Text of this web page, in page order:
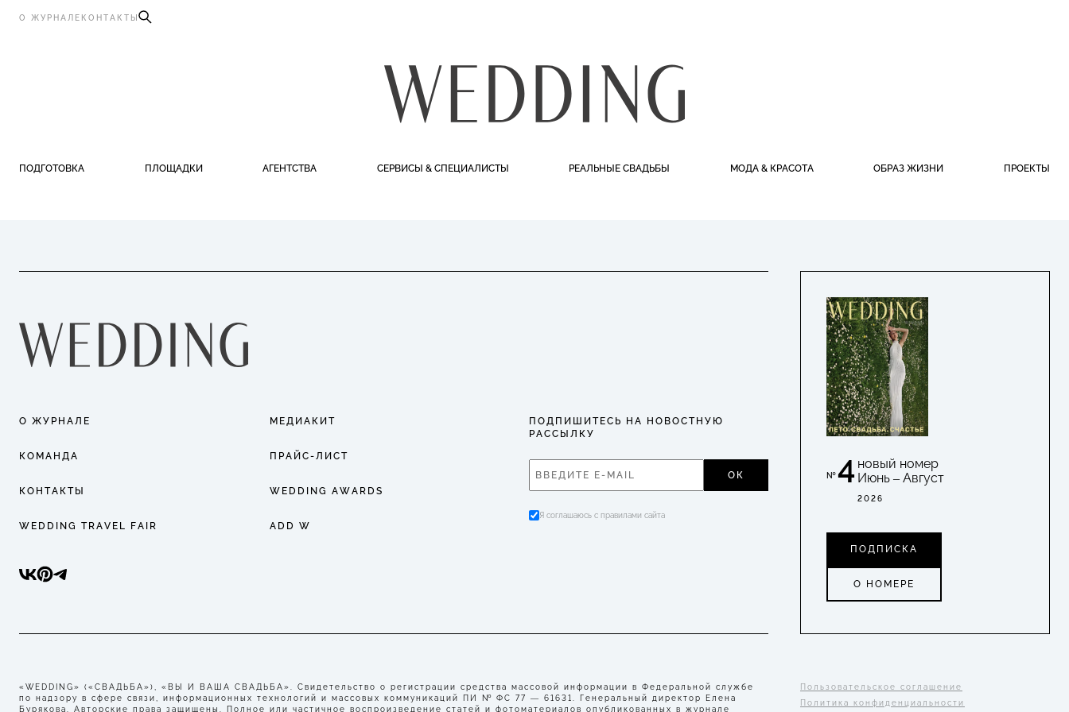
О ЖУРНАЛЕ КОНТАКТЫ
ПОДГОТОВКА ПЛОЩАДКИ АГЕНТСТВА СЕРВИСЫ & СПЕЦИАЛИСТЫ РЕАЛЬНЫЕ СВАДЬБЫ МОДА & КРАСОТА ОБРАЗ ЖИЗНИ ПРОЕКТЫ
О ЖУРНАЛЕ МЕДИАКИТ
КОМАНДА ПРАЙС-ЛИСТ
КОНТАКТЫ WEDDING AWARDS
WEDDING TRAVEL FAIR ADD W
ПОДПИШИТЕСЬ НА НОВОСТНУЮ
РАССЫЛКУ
ОК
Я соглашаюсь с правилами сайта
№4 новый номер
Июнь – Август
2026
ПОДПИСКА
О НОМЕРЕ
«WEDDING» («СВАДЬБА»), «ВЫ И ВАША СВАДЬБА». Свидетельство о регистрации средства массовой информации в Федеральной службе
по надзору в сфере связи, информационных технологий и массовых коммуникаций ПИ № ФС 77 — 61631. Генеральный директор Елена
Бурякова. Авторские права защищены. Полное или частичное воспроизведение статей и фотоматериалов опубликованных в журнале
Пользовательское соглашение
Политика конфиденциальности